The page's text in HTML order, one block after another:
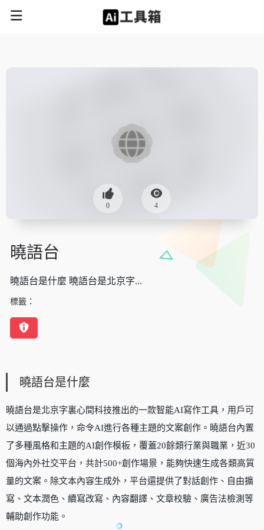
0 4
曉語台
曉語台是什麼 曉語台是北京字...
標籤：
曉語台是什麼
曉語台是北京字裏心間科技推出的一款智能AI寫作工具，用戶可
以通過點擊操作，命令AI進行各種主題的文案創作。曉語台內置
了多種風格和主題的AI創作模板，覆蓋20餘類行業與職業，近30
個海內外社交平台，共計500+創作場景，能夠快速生成各類高質
量的文案。除文本內容生成外，平台還提供了對話創作、自由擴
寫、文本潤色、續寫改寫、內容翻譯、文章校驗、廣告法檢測等
輔助創作功能。